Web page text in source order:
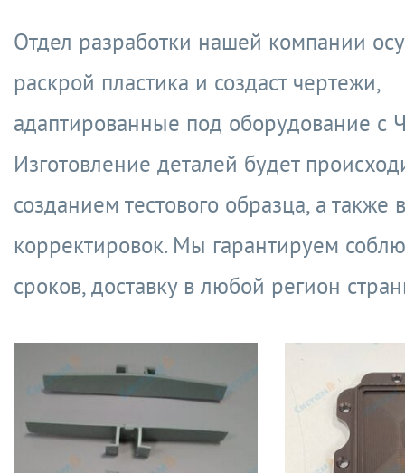
Отдел разработки нашей компании
раскрой пластика и создаст чертежи,
адаптированные под оборудование с
Изготовление деталей будет
созданием тестового образца, а также
корректировок. Мы гарантируем
сроков, доставку в любой регион